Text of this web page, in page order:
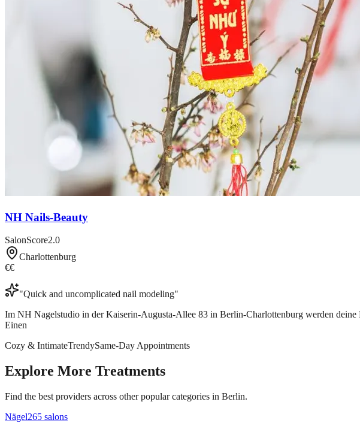
NH Nails-Beauty
SalonScore2.0
Charlottenburg
€€
"Quick and uncomplicated nail modeling"
Im NH Nagelstudio in der Kaiserin-Augusta-Allee 83 in Berlin-Charlottenburg werden
Einen
Cozy & IntimateTrendySame-Day Appointments
Explore More Treatments
Find the best providers across other popular categories in Berlin.
Nägel265 salons